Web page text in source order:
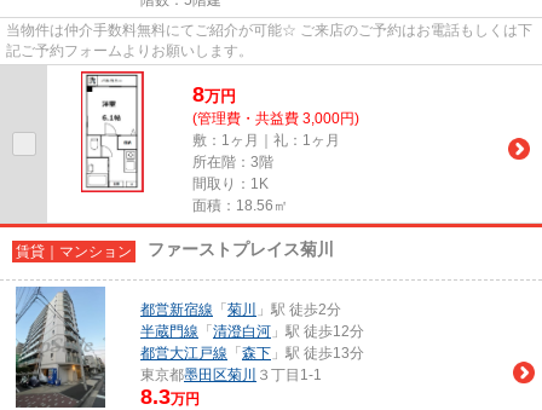
当物件は仲介手数料無料にてご紹介が可能☆ ご来店のご予約はお電話もしくは下
記ご予約フォームよりお願いします。
8万円
(管理費・共益費 3,000円)
敷：1ヶ月｜礼：1ヶ月
所在階：3階
間取り：1K
面積：18.56㎡
賃貸｜マンション ファーストプレイス菊川
都営新宿線 「 菊川
」駅 徒歩2分
半蔵門線 「 清澄白河 」駅 徒歩12分
都営大江戸線 「 森下 」駅 徒歩13分
東京都墨田区菊川 ３丁目1-1
8.3万円